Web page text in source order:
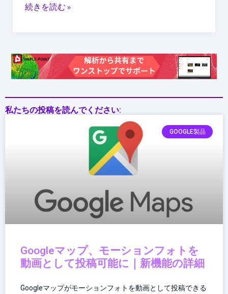
続きを読む »
私たちの投稿を読んでください:
GOOGLE製品
Googleマップ、モーションフォトを
動画として投稿可能に｜新機能の詳細
Googleマップがモーションフォトを動画として投稿できる